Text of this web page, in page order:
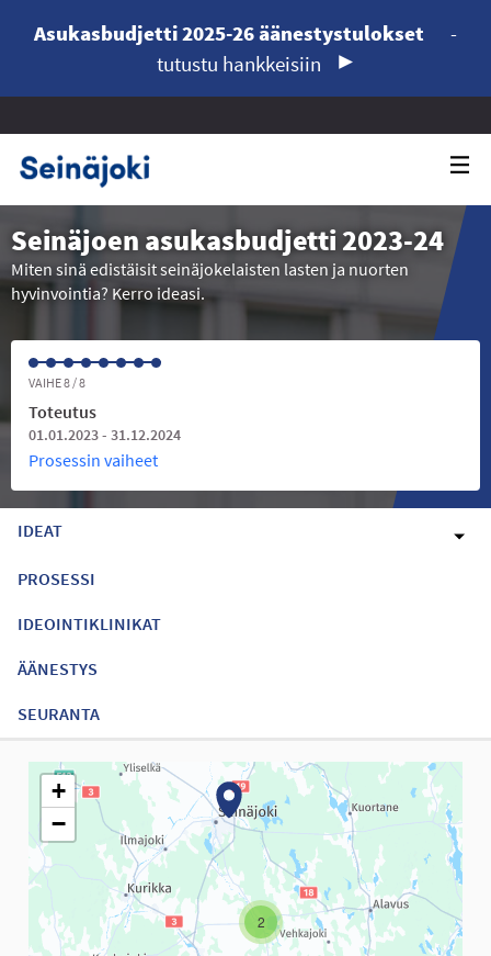
Asukasbudjetti 2025-26 äänestystulokset
-
tutustu hankkeisiin
Seinäjoen asukasbudjetti 2023-24
Miten sinä edistäisit seinäjokelaisten lasten ja nuorten
hyvinvointia? Kerro ideasi.
VAIHE 8 / 8
Toteutus
01.01.2023 - 31.12.2024
Prosessin vaiheet
IDEAT
PROSESSI
IDEOINTIKLINIKAT
ÄÄNESTYS
SEURANTA
Seuraavassa elementissä on kartta, joka esittää tämän
2
+
−